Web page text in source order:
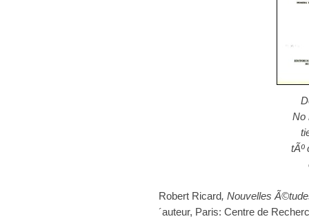
No
tÃº
Robert Ricard, Nouvelles
´auteur, Paris: Centre de